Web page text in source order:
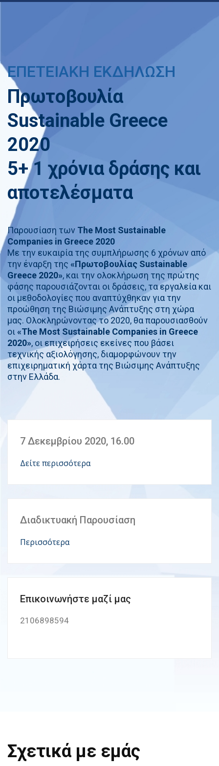
ΕΠΕΤΕΙΑΚΗ ΕΚΔΗΛΩΣΗ
Πρωτοβουλία
Sustainable Greece
2020
5+ 1 χρόνια δράσης και
αποτελέσματα
Παρουσίαση των The Most Sustainable
Companies in Greece 2020
Με την ευκαιρία της συμπλήρωσης 6 χρόνων από
την έναρξη της «Πρωτοβουλίας Sustainable
Greece 2020», και την ολοκλήρωση της πρώτης
φάσης παρουσιάζονται οι δράσεις, τα εργαλεία και
οι μεθοδολογίες που αναπτύχθηκαν για την
προώθηση της Βιώσιμης Ανάπτυξης στη χώρα
μας. Ολοκληρώνοντας το 2020, θα παρουσιασθούν
οι«The Most Sustainable Companies in Greece
2020», οι επιχειρήσεις εκείνες που βάσει
τεχνικής αξιολόγησης, διαμορφώνουν την
επιχειρηματική χάρτα της Βιώσιμης Ανάπτυξης
στην Ελλάδα.
7 Δεκεμβρίου 2020, 16.00
Δείτε περισσότερα
Διαδικτυακή Παρουσίαση
Περισσότερα
Επικοινωνήστε μαζί μας
2106898594
Σχετικά με εμάς